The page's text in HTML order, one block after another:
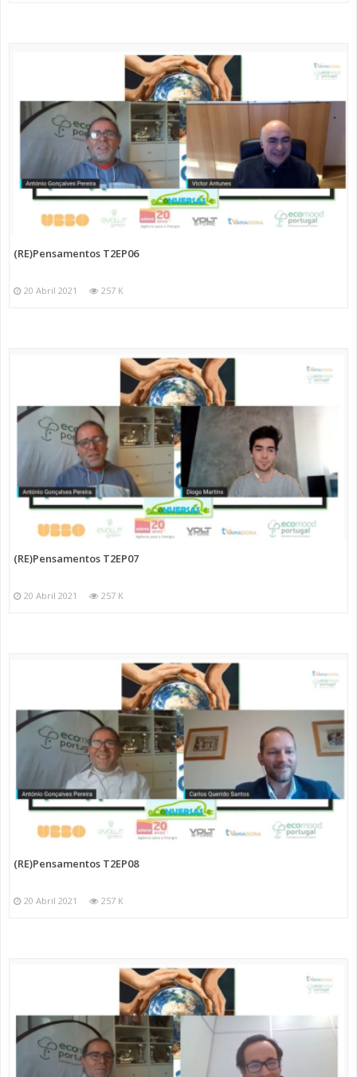
(RE)Pensamentos T2EP06
20 Abril 2021 257 K
(RE)Pensamentos T2EP07
20 Abril 2021 257 K
(RE)Pensamentos T2EP08
20 Abril 2021 257 K